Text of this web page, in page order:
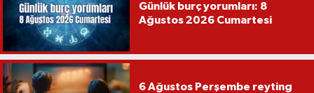
Günlük burç yorumları: 8
Ağustos 2026 Cumartesi
6 Ağustos Perşembe reyting